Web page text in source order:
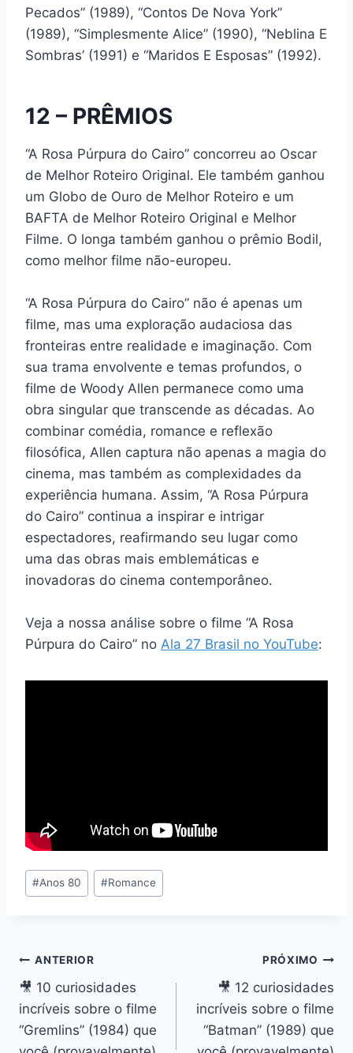
Pecados” (1989), “Contos De Nova York”
(1989), “Simplesmente Alice” (1990), “Neblina E
Sombras’ (1991) e “Maridos E Esposas” (1992).
12 – PRÊMIOS
“A Rosa Púrpura do Cairo” concorreu ao Oscar
de Melhor Roteiro Original. Ele também ganhou
um Globo de Ouro de Melhor Roteiro e um
BAFTA de Melhor Roteiro Original e Melhor
Filme. O longa também ganhou o prêmio Bodil,
como melhor filme não-europeu.
“A Rosa Púrpura do Cairo” não é apenas um
filme, mas uma exploração audaciosa das
fronteiras entre realidade e imaginação. Com
sua trama envolvente e temas profundos, o
filme de Woody Allen permanece como uma
obra singular que transcende as décadas. Ao
combinar comédia, romance e reflexão
filosófica, Allen captura não apenas a magia do
cinema, mas também as complexidades da
experiência humana. Assim, “A Rosa Púrpura
do Cairo” continua a inspirar e intrigar
espectadores, reafirmando seu lugar como
uma das obras mais emblemáticas e
inovadoras do cinema contemporâneo.
Veja a nossa análise sobre o filme “A Rosa
Púrpura do Cairo” no Ala 27 Brasil no YouTube:
Tags
do
#Anos 80 #Romance
Navegação
de
Post
ANTERIOR
🎥 10 curiosidades
incríveis sobre o filme
“Gremlins” (1984) que
PRÓXIMO
🎥 12 curiosidades
incríveis sobre o filme
“Batman” (1989) que